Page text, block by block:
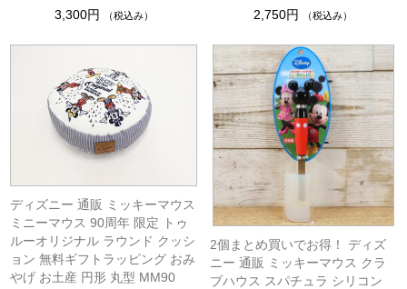
3,300円
（税込み）
2,750円
（税込み）
ディズニー 通販 ミッキーマウス
ミニーマウス 90周年 限定 トゥ
ルーオリジナル ラウンド クッシ
ョン 無料ギフトラッピング おみ
やげ お土産 円形 丸型 MM90
2個まとめ買いでお得！ ディズ
ニー 通販 ミッキーマウス クラ
ブハウス スパチュラ シリコン